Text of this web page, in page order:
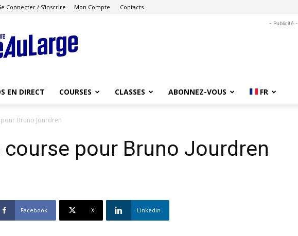
Connecter / S'inscrire Mon Compte Contacts
Course
au
Large
- Publicité -
EN DIRECT COURSES CLASSES ABONNEZ-VOUS FR
Bruno Jourdren
course pour Bruno Jourdren
Facebook X Linkedin